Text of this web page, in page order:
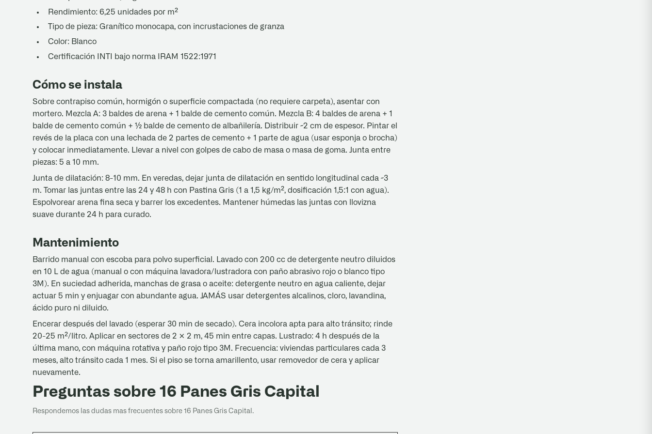
Rendimiento: 6,25 unidades por m²
Tipo de pieza: Granítico monocapa, con incrustaciones de granza
Color: Blanco
Certificación INTI bajo norma IRAM 1522:1971
Cómo se instala
Sobre contrapiso común, hormigón o superficie compactada (no requiere carpeta), asentar con
mortero. Mezcla A: 3 baldes de arena + 1 balde de cemento común. Mezcla B: 4 baldes de arena + 1
balde de cemento común + ½ balde de cemento de albañilería. Distribuir ~2 cm de espesor. Pintar el
revés de la placa con una lechada de 2 partes de cemento + 1 parte de agua (usar esponja o brocha)
y colocar inmediatamente. Llevar a nivel con golpes de cabo de masa o masa de goma. Junta entre
piezas: 5 a 10 mm.
Junta de dilatación: 8-10 mm. En veredas, dejar junta de dilatación en sentido longitudinal cada ~3
m. Tomar las juntas entre las 24 y 48 h con Pastina Gris (1 a 1,5 kg/m², dosificación 1,5:1 con agua).
Espolvorear arena fina seca y barrer los excedentes. Mantener húmedas las juntas con llovizna
suave durante 24 h para curado.
Mantenimiento
Barrido manual con escoba para polvo superficial. Lavado con 200 cc de detergente neutro diluidos
en 10 L de agua (manual o con máquina lavadora/lustradora con paño abrasivo rojo o blanco tipo
3M). En suciedad adherida, manchas de grasa o aceite: detergente neutro en agua caliente, dejar
actuar 5 min y enjuagar con abundante agua. JAMÁS usar detergentes alcalinos, cloro, lavandina,
ácido puro ni diluido.
Encerar después del lavado (esperar 30 min de secado). Cera incolora apta para alto tránsito; rinde
20-25 m²/litro. Aplicar en sectores de 2 × 2 m, 45 min entre capas. Lustrado: 4 h después de la
última mano, con máquina rotativa y paño rojo tipo 3M. Frecuencia: viviendas particulares cada 3
meses, alto tránsito cada 1 mes. Si el piso se torna amarillento, usar removedor de cera y aplicar
nuevamente.
Preguntas sobre 16 Panes Gris Capital
Respondemos las dudas mas frecuentes sobre 16 Panes Gris Capital.